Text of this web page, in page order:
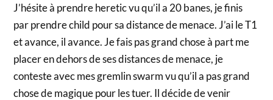
J’hésite à prendre heretic vu qu’il a 20 banes, je finis
par prendre child pour sa distance de menace. J’ai le T1
et avance, il avance. Je fais pas grand chose à part me
placer en dehors de ses distances de menace, je
conteste avec mes gremlin swarm vu qu’il a pas grand
chose de magique pour les tuer. Il décide de venir